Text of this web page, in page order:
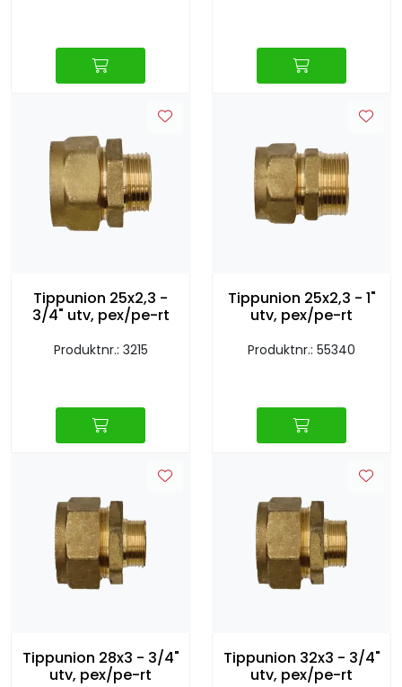
Tippunion 25x2,3 -
3/4" utv, pex/pe-rt
Produktnr.: 3215
Tippunion 25x2,3 - 1"
utv, pex/pe-rt
Produktnr.: 55340
Tippunion 28x3 - 3/4"
utv, pex/pe-rt
Tippunion 32x3 - 3/4"
utv, pex/pe-rt